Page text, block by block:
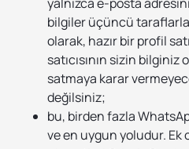
bilgiler üçüncü
olarak, hazır bir profil
satıcısının sizin
satmaya karar
değilsiniz;
bu, birden fazla
ve en uygun yoludur.